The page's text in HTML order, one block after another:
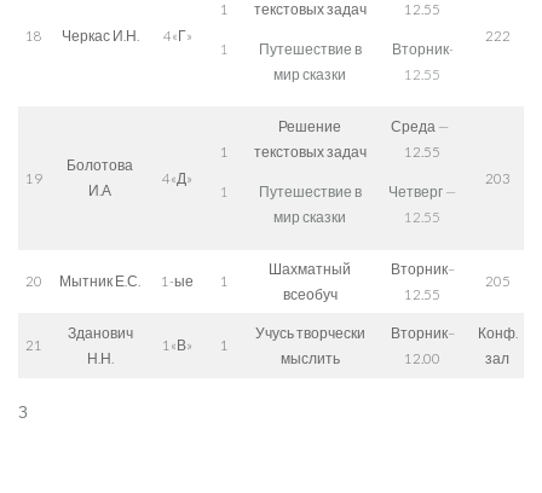
18 Черкас И.Н. 4«Г»
1
1
текстовых задач
Путешествие в
мир сказки
12.55
Вторник-
12.55
222
19
Болотова
И.А
4«Д»
1
1
Решение
текстовых задач
Путешествие в
мир сказки
Среда —
12.55
Четверг —
12.55
203
20 Мытник Е.С. 1-ые 1
Шахматный
всеобуч
Вторник–
12.55
205
21
Зданович
Н.Н.
1«В» 1
Учусь творчески
мыслить
Вторник–
12.00
Конф.
зал
З